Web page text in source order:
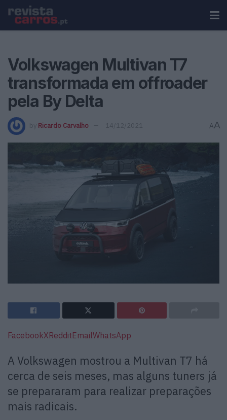
Volkswagen Multivan T7
transformada em offroader
pela By Delta
by Ricardo Carvalho 14/12/2021 AA
FacebookXRedditEmailWhatsApp
A Volkswagen mostrou a Multivan T7 há
cerca de seis meses, mas alguns tuners já
se prepararam para realizar preparações
mais radicais.